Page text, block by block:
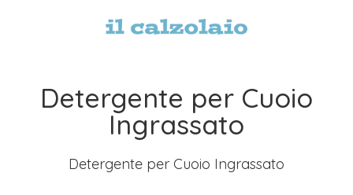
Detergente per Cuoio
Ingrassato
Detergente per Cuoio Ingrassato